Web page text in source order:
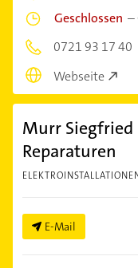
Geschlossen –
0721 93 17 40
Webseite
Murr
Reparaturen
E-Mail